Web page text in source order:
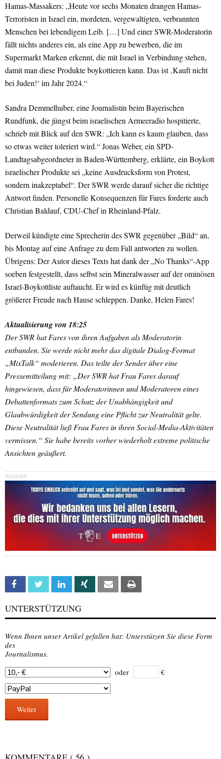
Hamas-Massakers: „Heute vor sechs Monaten drangen Hamas-
Terroristen in Israel ein, mordeten, vergewaltigten, verbrannten
Menschen bei lebendigem Leib. […] Und einer SWR-Moderatorin
fällt nichts anderes ein, als eine App zu bewerben, die im
Supermarkt Marken erkennt, die mit Israel in Verbindung stehen,
damit man diese Produkte boykottieren kann. Das ist ‚Kauft nicht
bei Juden!‘ im Jahr 2024.“
Sandra Demmelhuber, eine Journalistin beim Bayerischen
Rundfunk, die jüngst beim israelischen Armeeradio hospitierte,
schrieb mit Blick auf den SWR: „Ich kann es kaum glauben, dass
so etwas weiter toleriert wird.“ Jonas Weber, ein SPD-
Landtagsabgeordneter in Baden-Württemberg, erklärte, ein Boykott
israelischer Produkte sei „keine Ausdrucksform von Protest,
sondern inakzeptabel“. Der SWR werde darauf sicher die richtige
Antwort finden. Personelle Konsequenzen für Fares forderte auch
Christian Baldauf, CDU-Chef in Rheinland-Pfalz.
Derweil kündigte eine Sprecherin des SWR gegenüber „Bild“ an,
bis Montag auf eine Anfrage zu dem Fall antworten zu wollen.
Übrigens: Der Autor dieses Texts hat dank der „No Thanks“-App
soeben festgestellt, dass selbst sein Mineralwasser auf der ominösen
Israel-Boykottliste auftaucht. Er wird es künftig mit deutlich
größerer Freude nach Hause schleppen. Danke, Helen Fares!
Aktualisierung von 18:25
Der SWR hat Fares von ihren Aufgaben als Moderatorin
entbunden. Sie werde nicht mehr das digitale Dialog-Format
„MixTalk“ moderieren. Das teilte der Sender über eine
Pressemitteilung mit: „Der SWR hat Frau Fares darauf
hingewiesen, dass für Moderatorinnen und Moderatoren eines
Debattenformats zum Schutz der Unabhängigkeit und
Glaubwürdigkeit der Sendung eine Pflicht zur Neutralität gelte.
Diese Neutralität ließ Frau Fares in ihren Social-Media-Aktivitäten
vermissen.“ Sie habe bereits vorher wiederholt extreme politische
Ansichten geäußert.
Anzeige
Facebook Twitter Linkedin Xing Email
UNTERSTÜTZUNG
Wenn Ihnen unser Artikel gefallen hat: Unterstützen Sie diese Form
des
Journalismus.
oder
€
Weiter